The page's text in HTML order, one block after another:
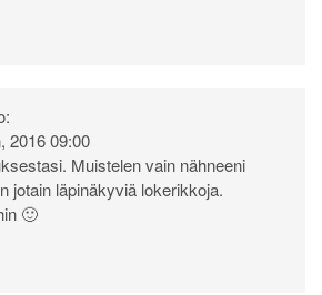
2016 09:00
Muistelen vain nähneeni
jotain läpinäkyviä lokerikkoja.
🙂